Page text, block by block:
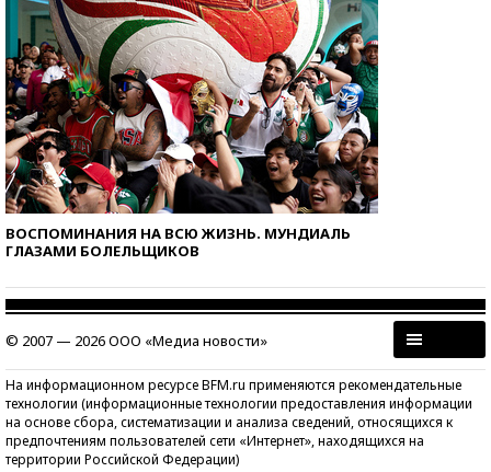
ВОСПОМИНАНИЯ НА ВСЮ ЖИЗНЬ. МУНДИАЛЬ
ГЛАЗАМИ БОЛЕЛЬЩИКОВ
© 2007 — 2026 ООО «Медиа новости»
На информационном ресурсе BFM.ru применяются рекомендательные
технологии (информационные технологии предоставления информации
на основе сбора, систематизации и анализа сведений, относящихся к
предпочтениям пользователей сети «Интернет», находящихся на
территории Российской Федерации)